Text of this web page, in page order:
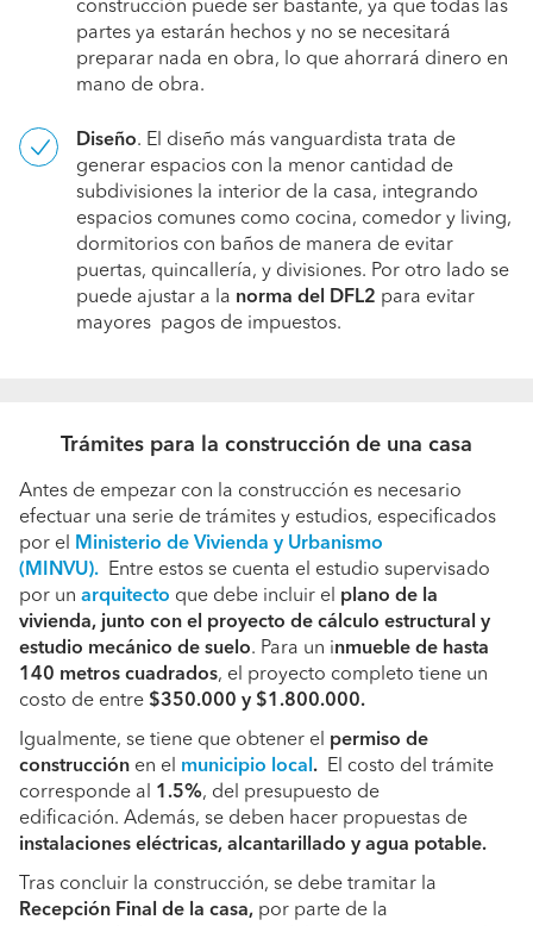
construcción puede ser bastante, ya que todas las
partes ya estarán hechos y no se necesitará
preparar nada en obra, lo que ahorrará dinero en
mano de obra.
Diseño. El diseño más vanguardista trata de
generar espacios con la menor cantidad de
subdivisiones la interior de la casa, integrando
espacios comunes como cocina, comedor y living,
dormitorios con baños de manera de evitar
puertas, quincallería, y divisiones. Por otro lado se
puede ajustar a la norma del DFL2 para evitar
mayores pagos de impuestos.
Trámites para la construcción de una casa
Antes de empezar con la construcción es necesario
efectuar una serie de trámites y estudios, especificados
por el
Ministerio de Vivienda y Urbanismo
(MINVU).
Entre estos se cuenta el estudio supervisado
por un arquitecto que debe incluir el plano de la
vivienda, junto con el proyecto de cálculo estructural y
estudio mecánico de suelo. Para un inmueble de hasta
140 metros cuadrados, el proyecto completo tiene un
costo de entre $350.000 y $1.800.000.
Igualmente, se tiene que obtener el permiso de
construcción en el municipio local .
El costo del trámite
corresponde al 1.5%, del presupuesto de
edificación. Además, se deben hacer propuestas de
instalaciones eléctricas, alcantarillado y agua potable.
Tras concluir la construcción, se debe tramitar la
Recepción Final de la casa, por parte de la